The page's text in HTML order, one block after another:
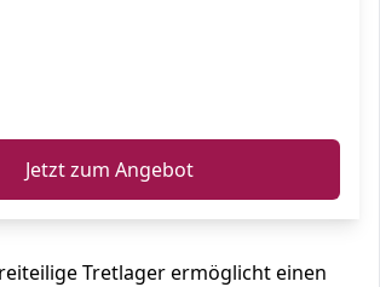
Jetzt zum Angebot
Tretlager ermöglicht einen